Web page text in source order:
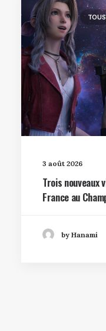
TOUS
3 août 2026
Trois nouveaux
France au
by Hanami